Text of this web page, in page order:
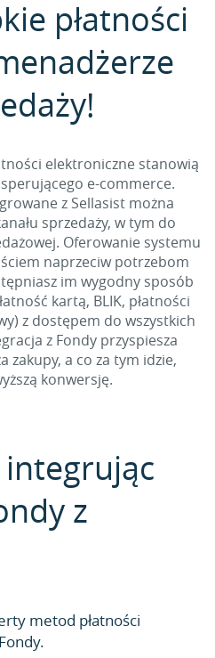
płatności
elektroniczne stanowią
e-commerce.
z Sellasist można
sprzedaży, w tym do
Oferowanie systemu
naprzeciw potrzebom
im wygodny sposób
kartą, BLIK, płatności
z dostępem do wszystkich
z Fondy przyspiesza
zakupy, a co za tym idzie,
konwersję.
integrując
z
metod płatności